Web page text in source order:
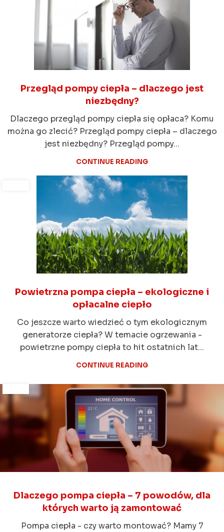
Przegląd pompy ciepła – dlaczego jest
niezbędny?
Dlaczego przegląd pompy ciepła się opłaca? Komu
można go zlecić? Przegląd pompy ciepła – dlaczego
jest niezbędny? Przegląd pompy...
CONTINUE READING
Powietrzna pompa ciepła – ekologiczne i
opłacalne ciepło
Co jeszcze warto wiedzieć o tym ekologicznym
generatorze ciepła? W temacie ogrzewania -
powietrzne pompy ciepła to hit ostatnich lat...
CONTINUE READING
Dlaczego pompa ciepła – 7 powodów, dla
których warto ją zamontować
Pompa ciepła - czy warto montować? Mamy 7